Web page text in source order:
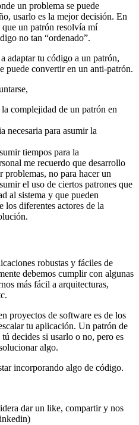
un problema se puede
usarlo es la mejor decisión. En
un patrón resolvía mí
no tan “ordenado”.
adaptar tu código a un patrón,
puede convertir en un anti-patrón.
complejidad de un patrón en
necesaria para asumir la
tiempos para la
me recuerdo que desarrollo
problemas, no para hacer un
el uso de ciertos patrones que
al sistema y que pueden
los diferentes actores de la
robustas y fáciles de
debemos cumplir con algunas
más fácil a arquitecturas,
proyectos de software es de los
tu aplicación. Un patrón de
decides si usarlo o no, pero es
algo.
incorporando algo de código.
dar un like, compartir y nos